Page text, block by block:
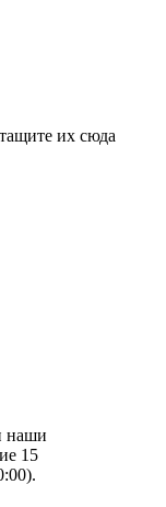
их сюда
наши
15